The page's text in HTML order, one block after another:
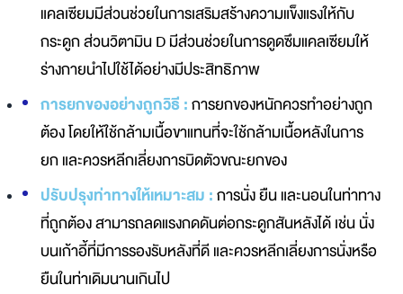
แคลเซียมมีส่วนช่วยในการเสริมสร้างความแข็งแรงให้กับ
กระดูก ส่วนวิตามิน D มีส่วนช่วยในการดูดซึมแคลเซียมให้
ร่างกายนำไปใช้ได้อย่างมีประสิทธิภาพ
การยกของอย่างถูกวิธี :การยกของหนักควรทำอย่างถูก
ต้อง โดยให้ใช้กล้ามเนื้อขาแทนที่จะใช้กล้ามเนื้อหลังในการ
ยก และควรหลีกเลี่ยงการบิดตัวขณะยกของ
ปรับปรุงท่าทางให้เหมาะสม :การนั่ง ยืน และนอนในท่าทาง
ที่ถูกต้อง สามารถลดแรงกดดันต่อกระดูกสันหลังได้ เช่น นั่ง
บนเก้าอี้ที่มีการรองรับหลังที่ดี และควรหลีกเลี่ยงการนั่งหรือ
ยืนในท่าเดิมนานเกินไป